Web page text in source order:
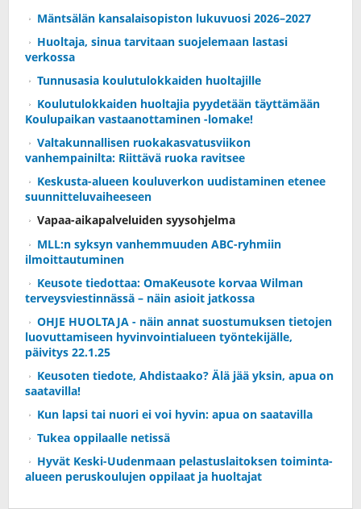
Mäntsälän kansalaisopiston lukuvuosi 2026–2027
Huoltaja, sinua tarvitaan suojelemaan lastasi
verkossa
Tunnusasia koulutulokkaiden huoltajille
Koulutulokkaiden huoltajia pyydetään täyttämään
Koulupaikan vastaanottaminen -lomake!
Valtakunnallisen ruokakasvatusviikon
vanhempainilta: Riittävä ruoka ravitsee
Keskusta-alueen kouluverkon uudistaminen etenee
suunnitteluvaiheeseen
Vapaa-aikapalveluiden syysohjelma
MLL:n syksyn vanhemmuuden ABC-ryhmiin
ilmoittautuminen
Keusote tiedottaa: OmaKeusote korvaa Wilman
terveysviestinnässä – näin asioit jatkossa
OHJE HUOLTAJA - näin annat suostumuksen tietojen
luovuttamiseen hyvinvointialueen työntekijälle,
päivitys 22.1.25
Keusoten tiedote, Ahdistaako? Älä jää yksin, apua on
saatavilla!
Kun lapsi tai nuori ei voi hyvin: apua on saatavilla
Tukea oppilaalle netissä
Hyvät Keski-Uudenmaan pelastuslaitoksen toiminta-
alueen peruskoulujen oppilaat ja huoltajat